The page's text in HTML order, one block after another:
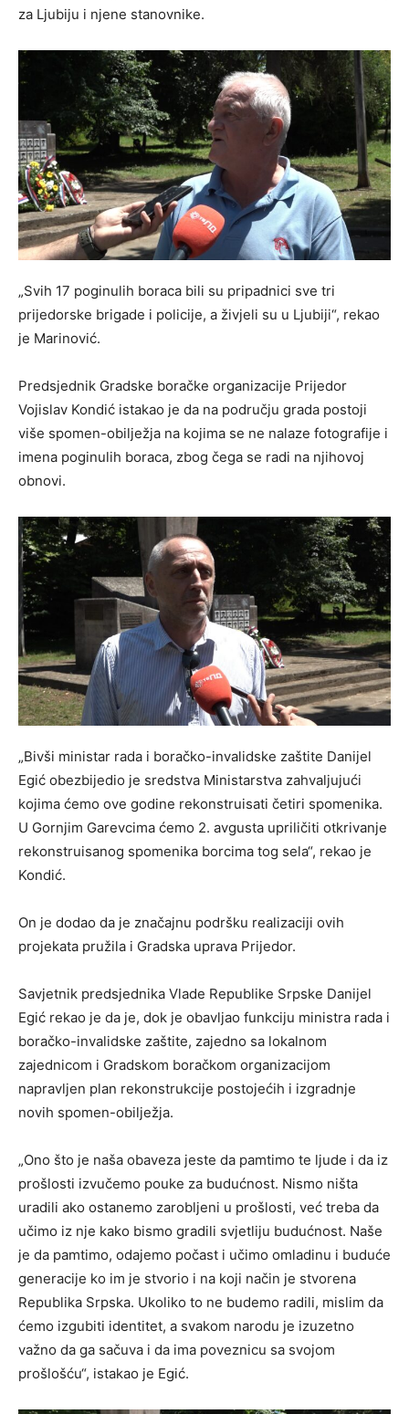
za Ljubiju i njene stanovnike.
„Svih 17 poginulih boraca bili su pripadnici sve tri
prijedorske brigade i policije, a živjeli su u Ljubiji“, rekao
je Marinović.
Predsjednik Gradske boračke organizacije Prijedor
Vojislav Kondić istakao je da na području grada postoji
više spomen-obilježja na kojima se ne nalaze fotografije i
imena poginulih boraca, zbog čega se radi na njihovoj
obnovi.
„Bivši ministar rada i boračko-invalidske zaštite Danijel
Egić obezbijedio je sredstva Ministarstva zahvaljujući
kojima ćemo ove godine rekonstruisati četiri spomenika.
U Gornjim Garevcima ćemo 2. avgusta upriličiti otkrivanje
rekonstruisanog spomenika borcima tog sela“, rekao je
Kondić.
On je dodao da je značajnu podršku realizaciji ovih
projekata pružila i Gradska uprava Prijedor.
Savjetnik predsjednika Vlade Republike Srpske Danijel
Egić rekao je da je, dok je obavljao funkciju ministra rada i
boračko-invalidske zaštite, zajedno sa lokalnom
zajednicom i Gradskom boračkom organizacijom
napravljen plan rekonstrukcije postojećih i izgradnje
novih spomen-obilježja.
„Ono što je naša obaveza jeste da pamtimo te ljude i da iz
prošlosti izvučemo pouke za budućnost. Nismo ništa
uradili ako ostanemo zarobljeni u prošlosti, već treba da
učimo iz nje kako bismo gradili svjetliju budućnost. Naše
je da pamtimo, odajemo počast i učimo omladinu i buduće
generacije ko im je stvorio i na koji način je stvorena
Republika Srpska. Ukoliko to ne budemo radili, mislim da
ćemo izgubiti identitet, a svakom narodu je izuzetno
važno da ga sačuva i da ima poveznicu sa svojom
prošlošću“, istakao je Egić.